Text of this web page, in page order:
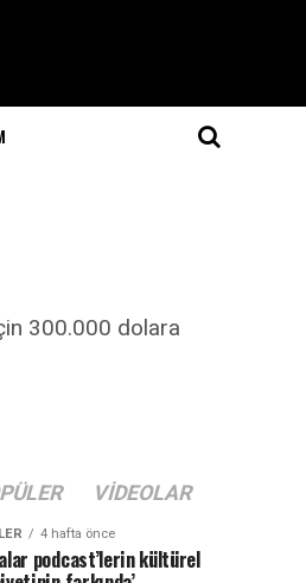
300.000 dolara
VIDEOLAR
4 hafta önce
podcast’lerin kültürel